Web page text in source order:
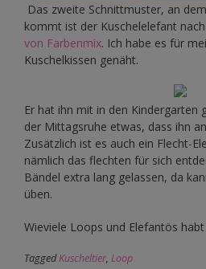
Das zweite Schnittmuster, an
kommt ist der Kuschelelefant
von Farbenmix. Ich habe es für
Kuschelkissen genäht.
Er hat ihn mit in den Kindergarten
der Mittagsruhe etwas, dass ihn
Zusätzlich ist es auch ein Flecht-
nämlich das flechten für sich
Bändel extra lang gelassen, da
üben.
Wieviele Loops und Elefantös
TaggedKuscheltier, Loop